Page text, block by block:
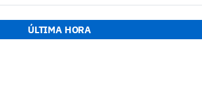
ÚLTIMA HORA